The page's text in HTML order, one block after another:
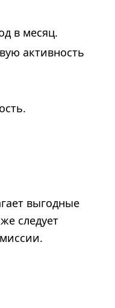
в месяц.
активность
выгодные
следует